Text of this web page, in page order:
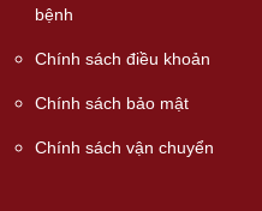
bệnh
Chính sách điều khoản
Chính sách bảo mật
Chính sách vận chuyển